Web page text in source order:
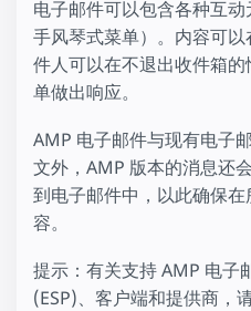
电子邮件可以包含各种互
手风琴式菜单）。内容可
件人可以在不退出收件箱
单做出响应。
AMP 电子邮件与现有电子
文外，AMP 版本的消息还
到电子邮件中，以此确保
容。
提示：有关支持 AMP 电子
(ESP)、客户端和提供商，